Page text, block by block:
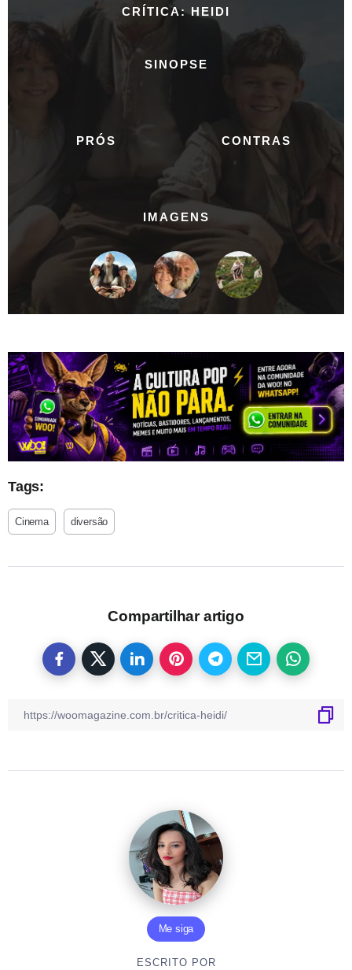
CRÍTICA: HEIDI
SINOPSE
PRÓS CONTRAS
IMAGENS
Tags:
Cinema diversão
Compartilhar artigo
Me siga
ESCRITO POR